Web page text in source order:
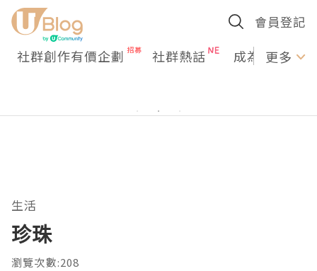
會員登記
社群創作有價企劃 社群熱話 成為U更多
生活
珍珠
瀏覽次數:208